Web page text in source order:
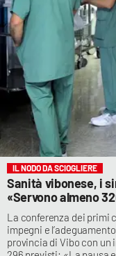
IL NODO DA SCIOGLIERE
Sanità vibonese, i
«Servono almeno
La conferenza dei primi
impegni e
provincia di Vibo con un